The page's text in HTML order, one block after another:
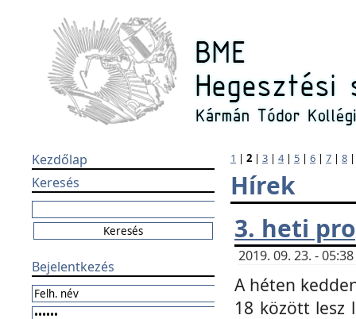
Kezdőlap
Keresés
Bejelentkezés
1 | 2 | 3 | 4| 5 | 6 | 7 | 8
Hírek
3. heti
2019. 09. 23. -
A héten
18 között lesz